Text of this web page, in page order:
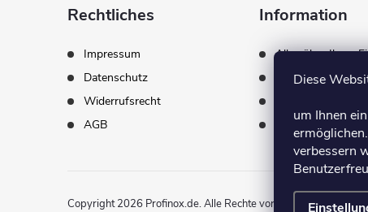
Diese
um Ihnen
verbessern
Rechtliches
Impressum
Datenschutz
Widerrufsrecht
AGB
Information
Alles über Ihren
Lieferung &
Copyright 2026 Profinox.de. Alle Rechte vorbehalten.